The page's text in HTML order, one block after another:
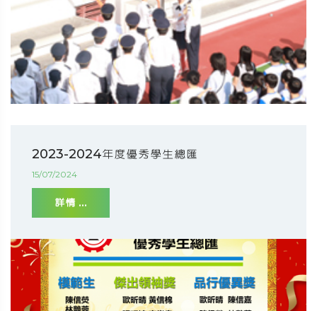
2023-2024年度優秀學生總匯
15/07/2024
詳情 ...